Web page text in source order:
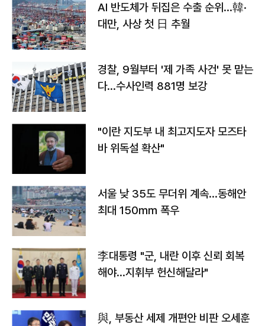
AI 반도체가 뒤집은 수출 순위…韓·
대만, 사상 첫 日 추월
경찰, 9월부터 '제 가족 사건' 못 맡는
다…수사인력 881명 보강
"이란 지도부 내 최고지도자 모즈타
바 위독설 확산"
서울 낮 35도 무더위 계속…동해안
최대 150㎜ 폭우
李대통령 "군, 내란 이후 신뢰 회복
해야…지휘부 헌신해달라"
與, 부동산 세제 개편안 비판 오세훈